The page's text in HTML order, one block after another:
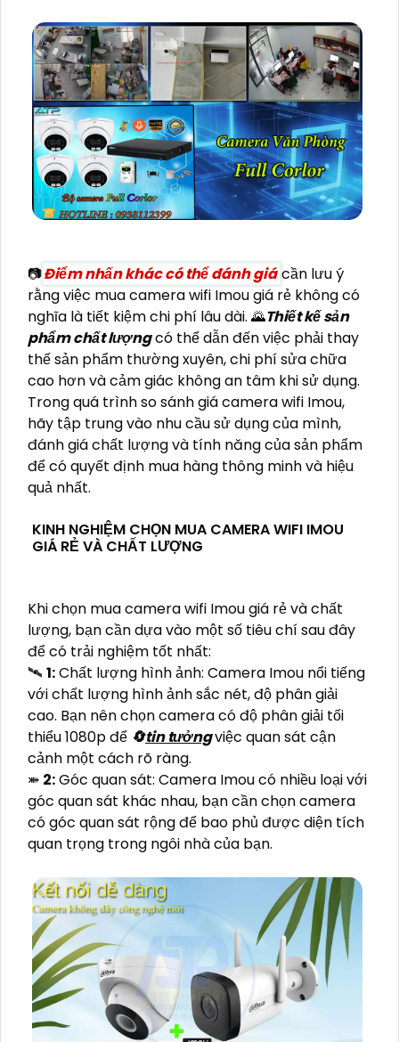
📷Điểm nhấn khác có thể đánh giácần lưu ý
rằng việc mua camera wifi Imou giá rẻ không có
nghĩa là tiết kiệm chi phí lâu dài. 🌄Thiết kế sản
phẩm chất lượngcó thể dẫn đến việc phải thay
thế sản phẩm thường xuyên, chi phí sửa chữa
cao hơn và cảm giác không an tâm khi sử dụng.
Trong quá trình so sánh giá camera wifi Imou,
hãy tập trung vào nhu cầu sử dụng của mình,
đánh giá chất lượng và tính năng của sản phẩm
để có quyết định mua hàng thông minh và hiệu
quả nhất.
KINH NGHIỆM CHỌN MUA CAMERA WIFI IMOU
GIÁ RẺ VÀ CHẤT LƯỢNG
Khi chọn mua camera wifi Imou giá rẻ và chất
lượng, bạn cần dựa vào một số tiêu chí sau đây
để có trải nghiệm tốt nhất:
🛰 1:Chất lượng hình ảnh: Camera Imou nổi tiếng
với chất lượng hình ảnh sắc nét, độ phân giải
cao. Bạn nên chọn camera có độ phân giải tối
thiểu 1080p để 🔄tin tưởngviệc quan sát cận
cảnh một cách rõ ràng.
⤘ 2:Góc quan sát: Camera Imou có nhiều loại với
góc quan sát khác nhau, bạn cần chọn camera
có góc quan sát rộng để bao phủ được diện tích
quan trọng trong ngôi nhà của bạn.